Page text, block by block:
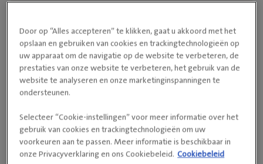
Door op “Alles accepteren” te klikken, gaat u akkoord met het
opslaan en gebruiken van cookies en trackingtechnologieën op
uw apparaat om de navigatie op de website te verbeteren, de
prestaties van onze website te verbeteren, het gebruik van de
website te analyseren en onze marketinginspanningen te
ondersteunen.
Selecteer “Cookie-instellingen” voor meer informatie over het
gebruik van cookies en trackingtechnologieën om uw
voorkeuren aan te passen. Meer informatie is beschikbaar in
onze Privacyverklaring en ons Cookiebeleid. Cookiebeleid